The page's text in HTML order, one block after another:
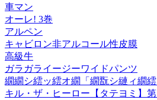
車マン
オーレ! 3巻
アルペン
キャビロン非アルコール性皮膜
高級牛
ガラガライージーワイドパンツ
繝繝シ繧ッ繧オ繝「繝翫シ縺ィ繝
キル・ザ・ヒーロー【タテヨミ】